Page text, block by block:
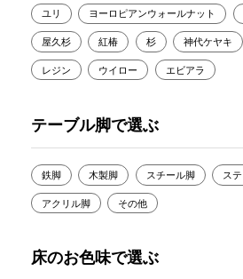
ユリ ヨーロピアンウォールナット
屋久杉 紅椿 杉 神代ケヤキ
レジン ウイロー エビアラ
テーブル脚で選ぶ
鉄脚 木製脚 スチール脚 ス
アクリル脚 その他
床のお色味で選ぶ